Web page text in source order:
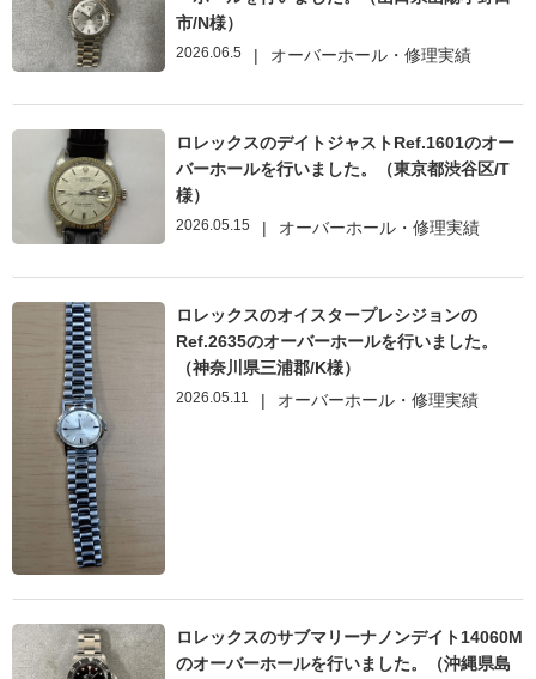
市/N様）
2026.06.5 | オーバーホール・修理実績
ロレックスのデイトジャストRef.1601のオー
バーホールを行いました。（東京都渋谷区/T
様）
2026.05.15 | オーバーホール・修理実績
ロレックスのオイスタープレシジョンの
Ref.2635のオーバーホールを行いました。
（神奈川県三浦郡/K様）
2026.05.11 | オーバーホール・修理実績
ロレックスのサブマリーナノンデイト14060M
のオーバーホールを行いました。（沖縄県島